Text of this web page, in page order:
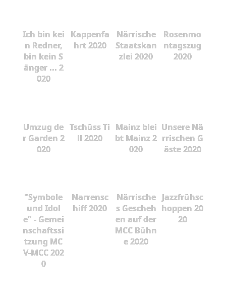
Ich bin kei
n Redner,
bin kein S
änger ... 2
020
Kappenfa
hrt 2020
Närrische
Staatskan
zlei 2020
Rosenmo
ntagszug
2020
Umzug de
r Garden 2
020
Tschüss Ti
ll 2020
Mainz blei
bt Mainz 2
020
Unsere Nä
rrischen G
äste 2020
"Symbole
und Idol
e" - Gemei
nschaftssi
tzung MC
V-MCC 202
0
Narrensc
hiff 2020
Närrische
s Gescheh
en auf der
MCC Bühn
e 2020
Jazzfrühsc
hoppen 20
20